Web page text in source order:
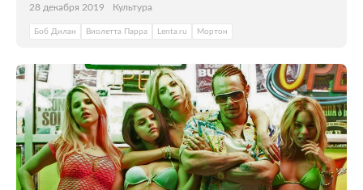
28 декабря 2019 Культура
Боб Дилан Виолетта Парра Lenta.ru Мортон